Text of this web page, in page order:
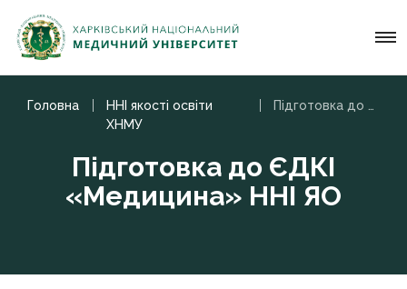
Головна
ННІ якості освіти
ХНМУ
Підготовка до ЄДКІ
«Медицина» ННІ ЯО